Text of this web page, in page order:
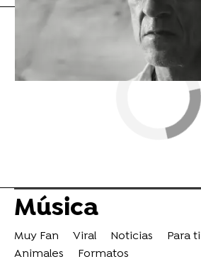
Música
Muy Fan Viral Noticias Para ti
Animales
Formatos